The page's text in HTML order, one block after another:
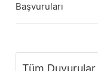
Başvuruları
Tüm Duyurular